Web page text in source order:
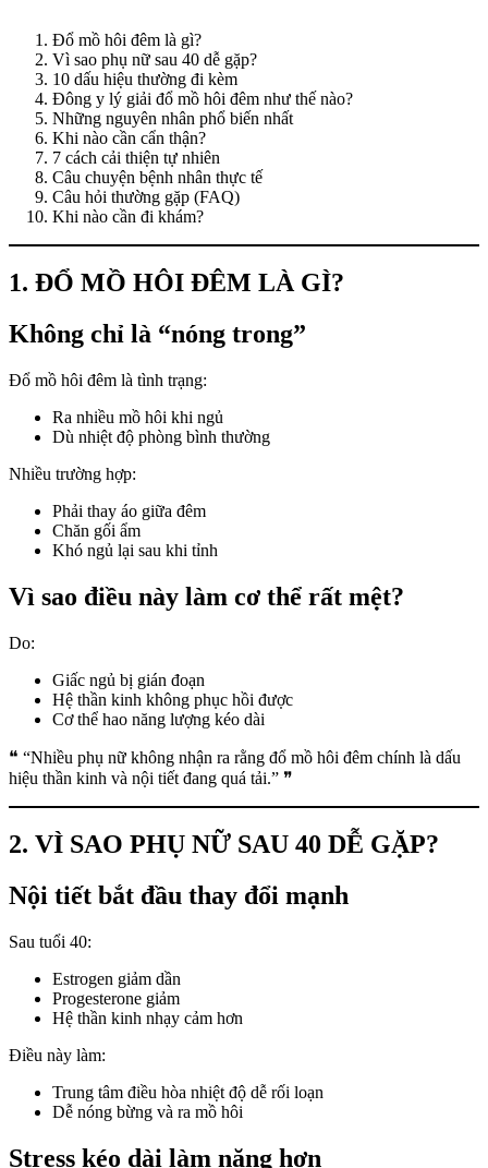
Đổ mồ hôi đêm là gì?
Vì sao phụ nữ sau 40 dễ gặp?
10 dấu hiệu thường đi kèm
Đông y lý giải đổ mồ hôi đêm như thế nào?
Những nguyên nhân phổ biến nhất
Khi nào cần cẩn thận?
7 cách cải thiện tự nhiên
Câu chuyện bệnh nhân thực tế
Câu hỏi thường gặp (FAQ)
Khi nào cần đi khám?
1. ĐỔ MỒ HÔI ĐÊM LÀ GÌ?
Không chỉ là “nóng trong”
Đổ mồ hôi đêm là tình trạng:
Ra nhiều mồ hôi khi ngủ
Dù nhiệt độ phòng bình thường
Nhiều trường hợp:
Phải thay áo giữa đêm
Chăn gối ẩm
Khó ngủ lại sau khi tỉnh
Vì sao điều này làm cơ thể rất mệt?
Do:
Giấc ngủ bị gián đoạn
Hệ thần kinh không phục hồi được
Cơ thể hao năng lượng kéo dài
❝ “Nhiều phụ nữ không nhận ra rằng đổ mồ hôi đêm chính là dấu
hiệu thần kinh và nội tiết đang quá tải.” ❞
2. VÌ SAO PHỤ NỮ SAU 40 DỄ GẶP?
Nội tiết bắt đầu thay đổi mạnh
Sau tuổi 40:
Estrogen giảm dần
Progesterone giảm
Hệ thần kinh nhạy cảm hơn
Điều này làm:
Trung tâm điều hòa nhiệt độ dễ rối loạn
Dễ nóng bừng và ra mồ hôi
Stress kéo dài làm nặng hơn